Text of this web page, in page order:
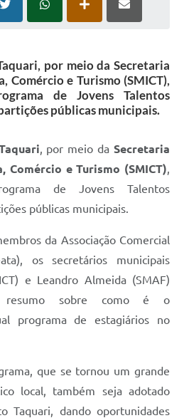
por meio da Secretaria
Comércio e Turismo (SMICT),
de Jovens Talentos
públicas municipais.
, por meio da Secretaria
Comércio e Turismo (SMICT)
de Jovens Talentos
públicas municipais.
da Associação Comercial
os secretários municipais
e Leandro Almeida (SMAF)
resumo sobre como é o
programa de estagiários no
que se tornou um grande
local, também seja adotado
Taquari, dando oportunidades